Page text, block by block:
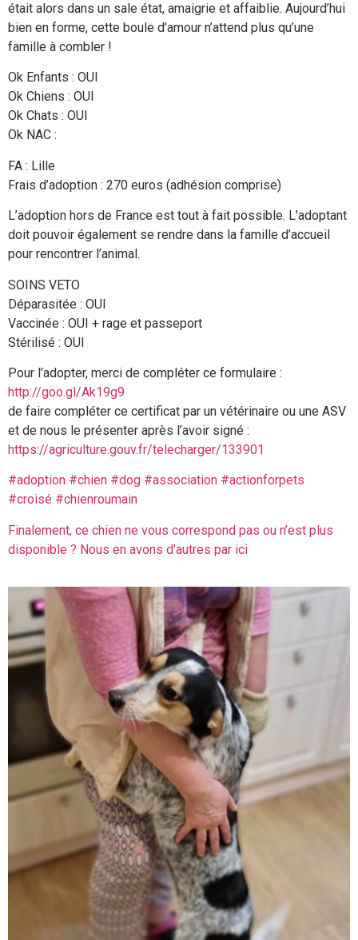
était alors dans un sale état, amaigrie et affaiblie. Aujourd’hui
bien en forme, cette boule d’amour n’attend plus qu’une
famille à combler !
Ok Enfants : OUI
Ok Chiens : OUI
Ok Chats : OUI
Ok NAC :
FA : Lille
Frais d’adoption : 270 euros (adhésion comprise)
L’adoption hors de France est tout à fait possible. L’adoptant
doit pouvoir également se rendre dans la famille d’accueil
pour rencontrer l’animal.
SOINS VETO
Déparasitée : OUI
Vaccinée : OUI + rage et passeport
Stérilisé : OUI
Pour l’adopter, merci de compléter ce formulaire :
http://goo.gl/Ak19g9
de faire compléter ce certificat par un vétérinaire ou une ASV
et de nous le présenter après l’avoir signé :
https://agriculture.gouv.fr/telecharger/133901
#adoption #chien #dog #association #actionforpets
#croisé #chienroumain
Finalement, ce chien ne vous correspond pas ou n’est plus
disponible ? Nous en avons d’autres par ici